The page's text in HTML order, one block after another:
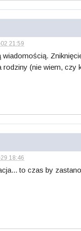
21:59
wiadomością.
rodziny (nie wiem,
18:46
to czas by